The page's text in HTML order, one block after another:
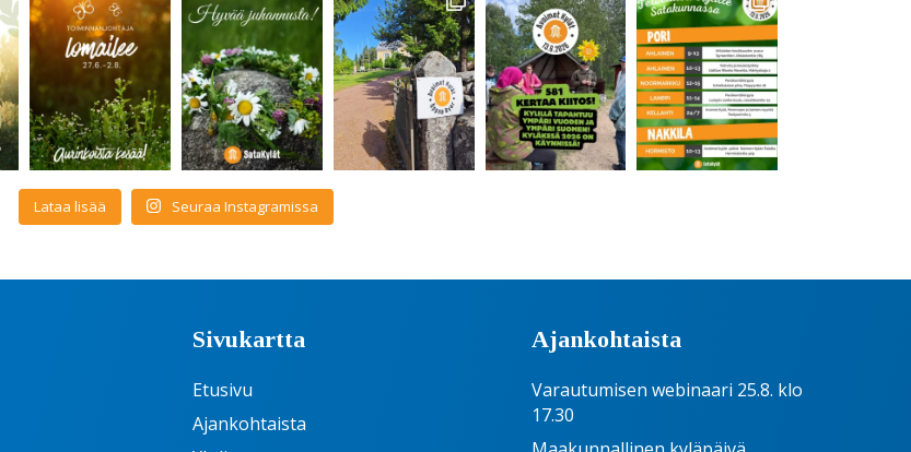
Lataa lisää Seuraa Instagramissa
Sivukartta
Etusivu
Ajankohtaista
Ajankohtaista
Varautumisen webinaari 25.8. klo
17.30